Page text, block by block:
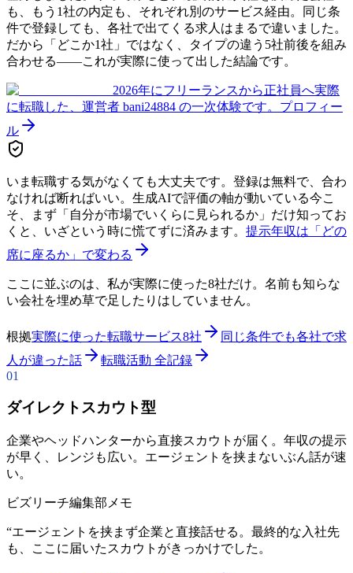
も、もう1社の内定も、それぞれ別のサービス経由。同じ条
件で登録しても、各社で出てくる求人はまるで違いました。
だから「どこか1社」ではなく、タイプの違う5社前後を組み
合わせる——これが実際に使って出した結論です。
2026年にフリーランスから正社員へ実際
に転職した、運営者 bani24884 の一次体験です。 プロフィー
ル
いま転職する気がなくても大丈夫です。登録は無料で、合わ
なければ断ればいい。生成AIで評価の軸が動いている今こ
そ、まず「自分が市場でいくらに見られるか」だけ知ってお
くと、いざという時に慌てずに済みます。 提示年収は「どの
席に座るか」で変わる
ここに並ぶのは、私が実際に使った8社だけ。名前も知らな
い会社を埋め草で足したりはしていません。
根拠実際に使った転職サービス8社
同じ条件でも各社で求
人が違った話
転職活動 全記録
01
ダイレクトスカウト型
企業やヘッドハンターから直接スカウトが届く。年収の提示
が早く、レンジも広い。エージェントを挟まないぶん話が速
い。
ビズリーチ編集部メモ
“エージェントを挟まず企業と直接話せる。最終的な入社先
も、ここに届いたスカウトがきっかけでした。